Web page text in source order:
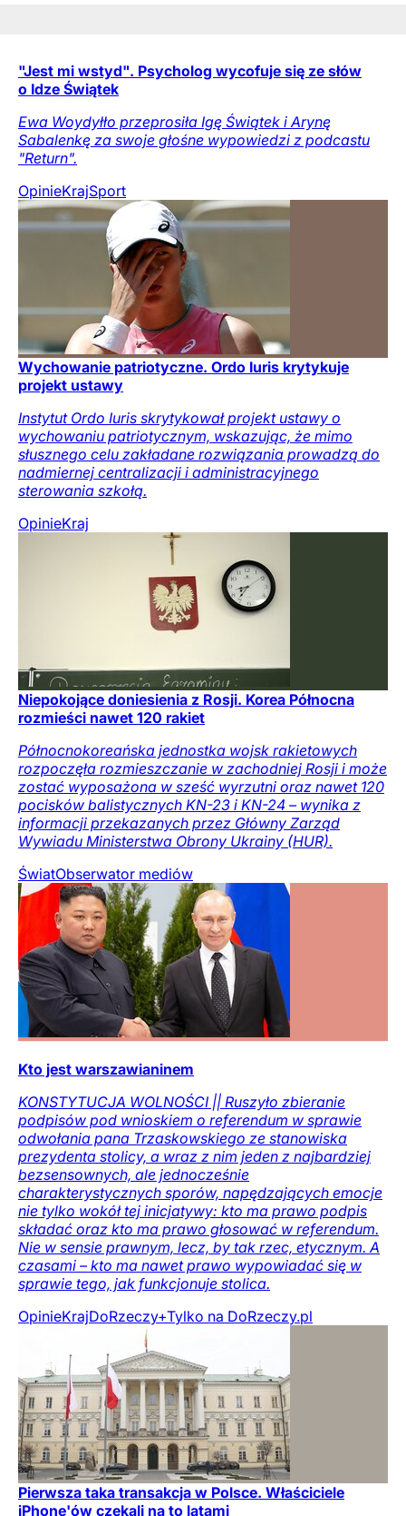
"Jest mi wstyd". Psycholog wycofuje się ze słów
o Idze Świątek
Ewa Woydyłło przeprosiła Igę Świątek i Arynę
Sabalenkę za swoje głośne wypowiedzi z podcastu
"Return".
OpinieKrajSport
Wychowanie patriotyczne. Ordo Iuris krytykuje
projekt ustawy
Instytut Ordo Iuris skrytykował projekt ustawy o
wychowaniu patriotycznym, wskazując, że mimo
słusznego celu zakładane rozwiązania prowadzą do
nadmiernej centralizacji i administracyjnego
sterowania szkołą.
OpinieKraj
Niepokojące doniesienia z Rosji. Korea Północna
rozmieści nawet 120 rakiet
Północnokoreańska jednostka wojsk rakietowych
rozpoczęła rozmieszczanie w zachodniej Rosji i może
zostać wyposażona w sześć wyrzutni oraz nawet 120
pocisków balistycznych KN-23 i KN-24 – wynika z
informacji przekazanych przez Główny Zarząd
Wywiadu Ministerstwa Obrony Ukrainy (HUR).
ŚwiatObserwator mediów
Kto jest warszawianinem
KONSTYTUCJA WOLNOŚCI || Ruszyło zbieranie
podpisów pod wnioskiem o referendum w sprawie
odwołania pana Trzaskowskiego ze stanowiska
prezydenta stolicy, a wraz z nim jeden z najbardziej
bezsensownych, ale jednocześnie
charakterystycznych sporów, napędzających emocje
nie tylko wokół tej inicjatywy: kto ma prawo podpis
składać oraz kto ma prawo głosować w referendum.
Nie w sensie prawnym, lecz, by tak rzec, etycznym. A
czasami – kto ma nawet prawo wypowiadać się w
sprawie tego, jak funkcjonuje stolica.
OpinieKrajDoRzeczy+Tylko na DoRzeczy.pl
Pierwsza taka transakcja w Polsce. Właściciele
iPhone'ów czekali na to latami